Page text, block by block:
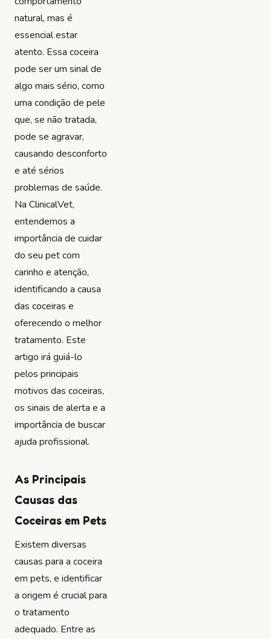
natural, mas é
essencial estar
atento. Essa coceira
pode ser um sinal de
algo mais sério, como
uma condição de pele
que, se não tratada,
pode se agravar,
causando desconforto
e até sérios
problemas de saúde.
Na ClinicalVet,
entendemos a
importância de cuidar
do seu pet com
carinho e atenção,
identificando a causa
das coceiras e
oferecendo o melhor
tratamento. Este
artigo irá guiá-lo
pelos principais
motivos das coceiras,
os sinais de alerta e a
importância de buscar
ajuda profissional.
As Principais
Causas das
Coceiras em Pets
Existem diversas
causas para a coceira
em pets, e identificar
a origem é crucial para
o tratamento
adequado. Entre as